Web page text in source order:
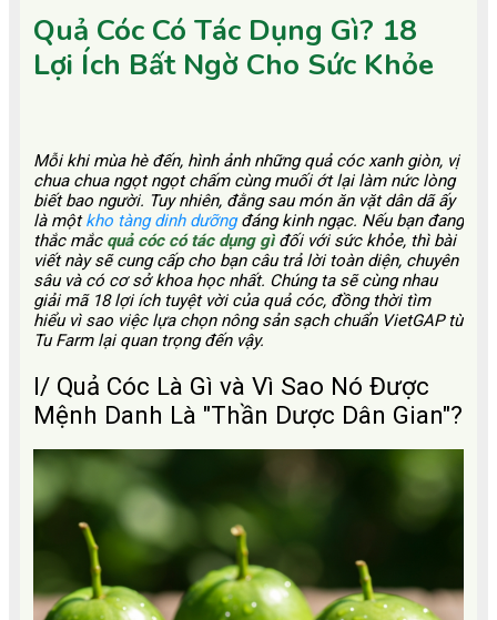
Mỗi khi mùa hè đến, hình ảnh những quả cóc xanh giòn, vị
chua chua ngọt ngọt chấm cùng muối ớt lại làm nức lòng
biết bao người. Tuy nhiên, đằng sau món ăn vặt dân dã ấy
là mộtkho tàng dinh dưỡngđáng kinh ngạc. Nếu bạn đang
thắc mắc quả cóc có tác dụng gì đối với sức khỏe, thì bài
viết này sẽ cung cấp cho bạn câu trả lời toàn diện, chuyên
sâu và có cơ sở khoa học nhất. Chúng ta sẽ cùng nhau
giải mã 18 lợi ích tuyệt vời của quả cóc, đồng thời tìm
hiểu vì sao việc lựa chọn nông sản sạch chuẩn VietGAP từ
Tu Farm lại quan trọng đến vậy.
I/ Quả Cóc Là Gì và Vì Sao Nó Được
Mệnh Danh Là "Thần Dược Dân Gian"?
Quả Cóc Có Tác Dụng Gì? 18
Lợi Ích Bất Ngờ Cho Sức Khỏe